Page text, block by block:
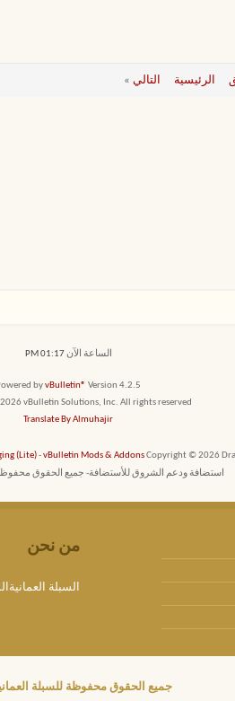
الرئيسية التالي »
الساعة الآن01:17 PM
byvBulletin® Version 4.2.5
vBulletin Solutions, Inc. All rights reserved.
Translate By Almuhajir
(Lite)-vBulletin Mods & AddonsCopyright © 2026
استضافة ودعم الشروق للأستضافة- جميع الحقوق محفوظة
من نحن
السبلة
جميع الحقوق محفوظة للسبلة العمانية